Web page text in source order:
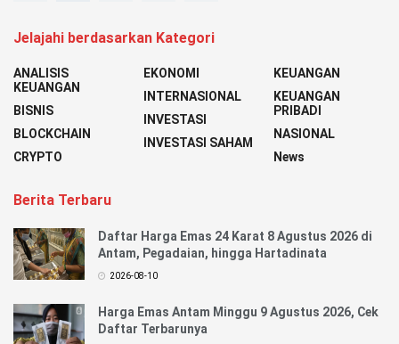
Jelajahi berdasarkan Kategori
ANALISIS
KEUANGAN
BISNIS
BLOCKCHAIN
CRYPTO
EKONOMI
INTERNASIONAL
INVESTASI
INVESTASI SAHAM
KEUANGAN
KEUANGAN
PRIBADI
NASIONAL
News
Berita Terbaru
Daftar Harga Emas 24 Karat 8 Agustus 2026 di
Antam, Pegadaian, hingga Hartadinata
2026-08-10
Harga Emas Antam Minggu 9 Agustus 2026, Cek
Daftar Terbarunya